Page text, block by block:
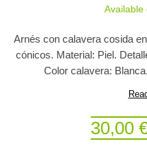
Available
Arnés con calavera cosida
cónicos. Material: Piel. Detalles: Calavera de strass y cónicos
Color calavera:
30,00